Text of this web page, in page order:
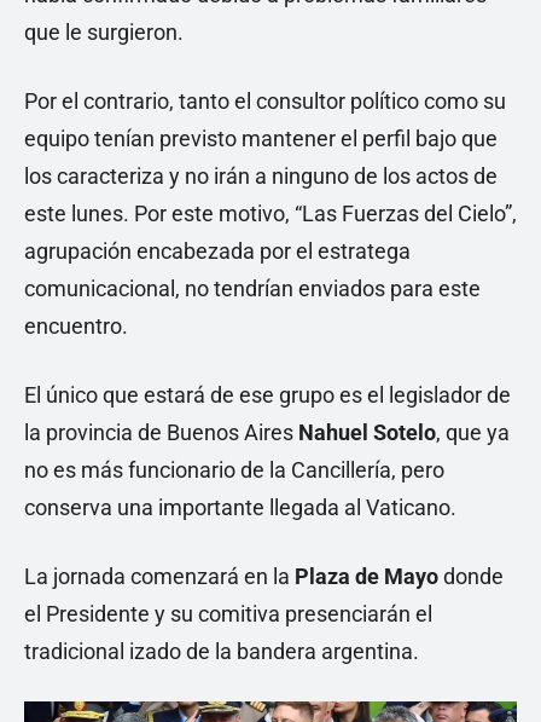
que le surgieron.
Por el contrario, tanto el consultor político como su
equipo tenían previsto mantener el perfil bajo que
los caracteriza y no irán a ninguno de los actos de
este lunes. Por este motivo, “Las Fuerzas del Cielo”,
agrupación encabezada por el estratega
comunicacional, no tendrían enviados para este
encuentro.
El único que estará de ese grupo es el legislador de
la provincia de Buenos Aires Nahuel Sotelo, que ya
no es más funcionario de la Cancillería, pero
conserva una importante llegada al Vaticano.
La jornada comenzará en la Plaza de Mayodonde
el Presidente y su comitiva presenciarán el
tradicional izado de la bandera argentina.